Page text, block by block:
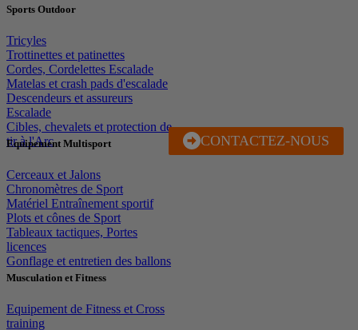
J'EN PROFITE
CONTACTEZ-NOUS
Sports Outdoor
Tricyles
Trottinettes et patinettes
Cordes, Cordelettes Escalade
Matelas et crash pads d'escalade
Descendeurs et assureurs
Escalade
Cibles, chevalets et protection de
tir à l'Arc
Equipement Multisport
Cerceaux et Jalons
Chronomètres de Sport
Matériel Entraînement sportif
Plots et cônes de Sport
Tableaux tactiques, Portes
licences
Gonflage et entretien des ballons
Musculation et Fitness
Equipement de Fitness et Cross
training